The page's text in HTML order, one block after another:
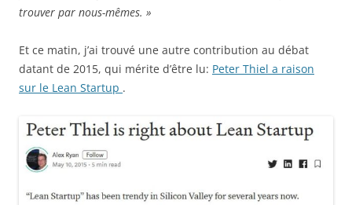
trouver par nous-mêmes. »
Et ce matin, j’ai trouvé une autre contribution au débat
datant de 2015, qui mérite d’être lu: Peter Thiel a raison
sur le Lean Startup .